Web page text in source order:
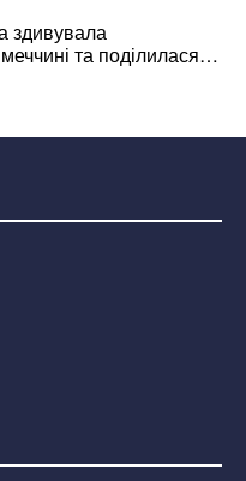
здивувала
та поділилася